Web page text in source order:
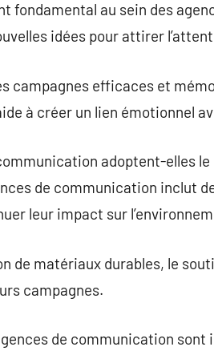
fondamental au sein des
idées pour attirer
campagnes efficaces et
à créer un lien émotionnel
adoptent-elles
de communication inclut
leur impact sur
de matériaux durables, le
campagnes.
de communication sont